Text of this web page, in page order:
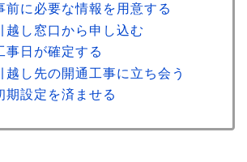
前に必要な情報を用意する
越し窓口から申し込む
事日が確定する
越し先の開通工事に立ち会う
期設定を済ませる